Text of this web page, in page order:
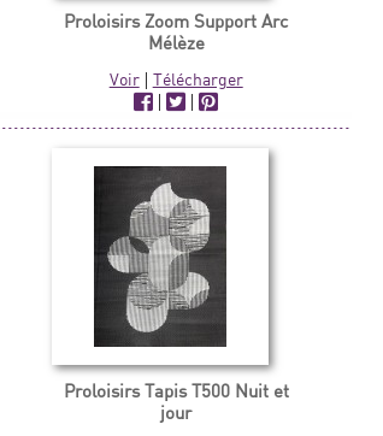
Proloisirs Zoom Support Arc
Mélèze
Voir| Télécharger
|
|
Proloisirs Tapis T500 Nuit et
jour